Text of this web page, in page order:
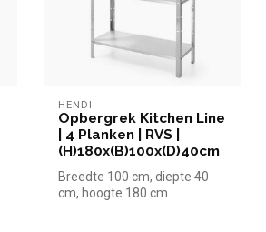
HENDI
Opbergrek Kitchen Line
| 4 Planken | RVS |
(H)180x(B)100x(D)40cm
Breedte 100 cm, diepte 40
cm, hoogte 180 cm